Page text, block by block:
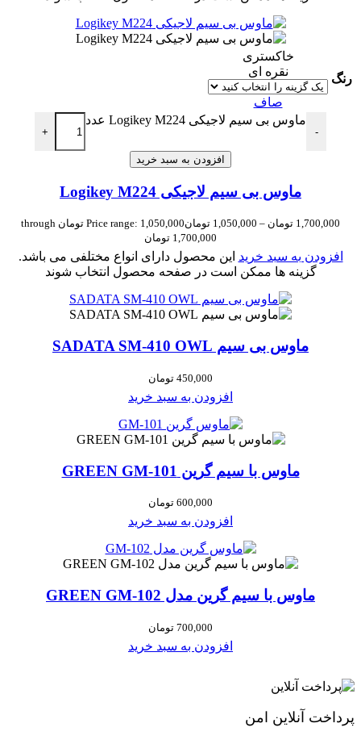
رنگ
خاکستری
نقره ای
صاف
-
ماوس بی سیم لاجیکی Logikey M224 عدد
+
افزودن به سبد خرید
ماوس بی سیم لاجیکی Logikey M224
1,700,000 تومان –
1,050,000 تومان
Price range: 1,050,000 تومان through
1,700,000 تومان
افزودن به سبد خرید این محصول دارای انواع مختلفی می باشد.
گزینه ها ممکن است در صفحه محصول انتخاب شوند
ماوس بی سیم SADATA SM-410 OWL
450,000 تومان
افزودن به سبد خرید
ماوس با سیم گرین GREEN GM-101
600,000 تومان
افزودن به سبد خرید
ماوس با سیم گرین مدل GREEN GM-102
700,000 تومان
افزودن به سبد خرید
پرداخت آنلاین امن